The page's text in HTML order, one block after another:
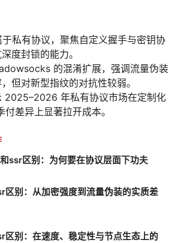
私有协议，聚焦自定义握手与密钥协
度封锁的能力。
的混淆扩展，强调流量伪装
但对新型指纹的对抗性较弱。
2025–2026 年私有协议市场在定制化
差异上显著拉开成本。
ssr区别：为何要在协议层面下功夫
区别：从加密强度到流量伪装的实质差
区别：在速度、稳定性与节点生态上的